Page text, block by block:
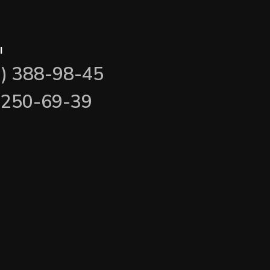
388-98-45
69-39